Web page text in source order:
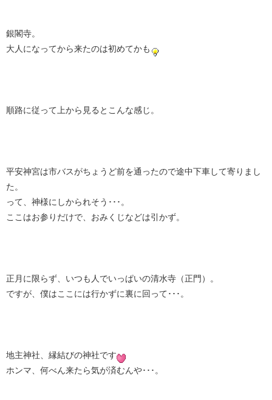
銀閣寺。
大人になってから来たのは初めてかも
順路に従って上から見るとこんな感じ。
平安神宮は市バスがちょうど前を通ったので途中下車して寄りまし
た。
って、神様にしかられそう･･･。
ここはお参りだけで、おみくじなどは引かず。
正月に限らず、いつも人でいっぱいの清水寺（正門）。
ですが、僕はここには行かずに裏に回って･･･。
地主神社、縁結びの神社です
ホンマ、何べん来たら気が済むんや･･･。